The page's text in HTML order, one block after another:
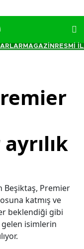
MAGAZİN RESMİ
Beşiktaş, Premier
katmış ve
beklendiği gibi
gelen isimlerin